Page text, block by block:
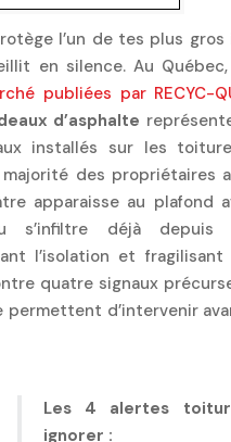
l’un de tes plus gros
en silence. Au Québec,
publiées par RECYC-
d’asphalte
installés sur les
des propriétaires
apparaisse au plafond
s’infiltre déjà depuis
l’isolation et
quatre signaux
d’intervenir
Les 4 alertes
ignorer :